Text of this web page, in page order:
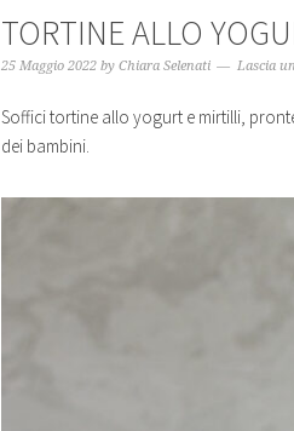
TORTINE ALLO
25 Maggio 2022 by Chiara Selenati Lascia
Soffici tortine allo yogurt e mirtilli,
dei bambini.